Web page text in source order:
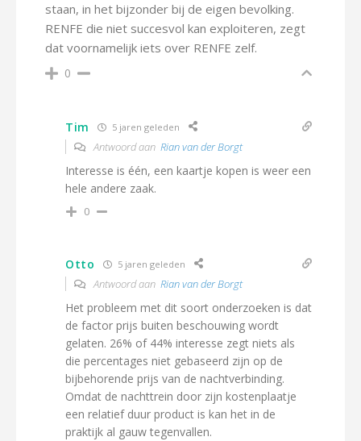
staan, in het bijzonder bij de eigen bevolking.
RENFE die niet succesvol kan exploiteren, zegt
dat voornamelijk iets over RENFE zelf.
0
Tim 5 jaren geleden
Antwoord aan Rian van der Borgt
Interesse is één, een kaartje kopen is weer een
hele andere zaak.
0
Otto 5 jaren geleden
Antwoord aan Rian van der Borgt
Het probleem met dit soort onderzoeken is dat
de factor prijs buiten beschouwing wordt
gelaten. 26% of 44% interesse zegt niets als
die percentages niet gebaseerd zijn op de
bijbehorende prijs van de nachtverbinding.
Omdat de nachttrein door zijn kostenplaatje
een relatief duur product is kan het in de
praktijk al gauw tegenvallen.